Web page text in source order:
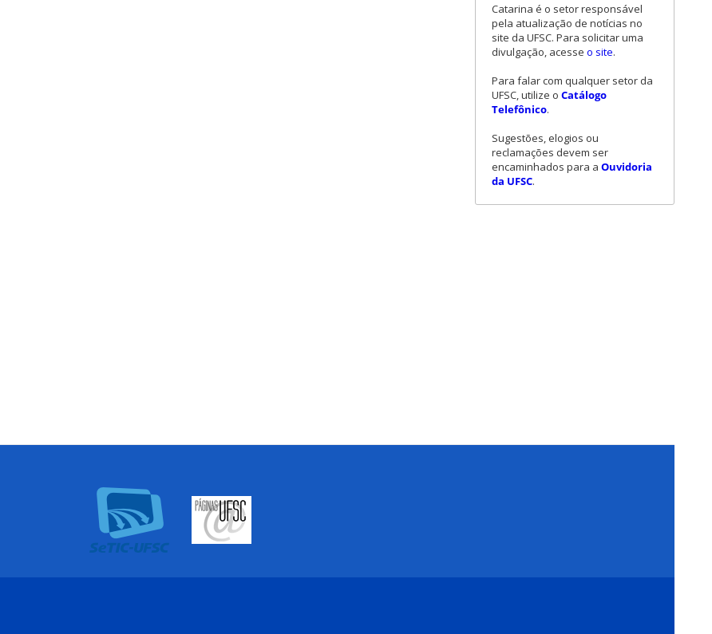
Catarina é o setor responsável
pela atualização de notícias no
site da UFSC. Para solicitar uma
divulgação, acesse o site.
Para falar com qualquer setor da
UFSC, utilize o Catálogo
Telefônico.
Sugestões, elogios ou
reclamações devem ser
encaminhados para a Ouvidoria
da UFSC.